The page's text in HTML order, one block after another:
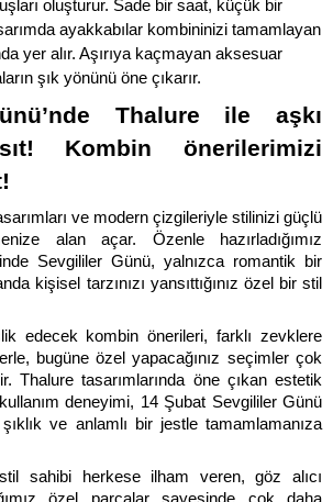
oluşturur. Sade bir saat, küçük bir
ayakkabılar kombininizi tamamlayan
yer alır. Aşırıya kaçmayan aksesuar
şık yönünü öne çıkarır.
Thalure ile aşkı
Kombin önerilerimizi
ve modern çizgileriyle stilinizi güçlü
alan açar. Özenle hazırladığımız
Sevgililer Günü, yalnızca romantik bir
kişisel tarzınızı yansıttığınız özel bir stil
edecek kombin önerileri, farklı zevklere
bugüne özel yapacağınız seçimler çok
Thalure tasarımlarında öne çıkan estetik
deneyimi, 14 Şubat Sevgililer Günü
ve anlamlı bir jestle tamamlamanıza
sahibi herkese ilham veren, göz alıcı